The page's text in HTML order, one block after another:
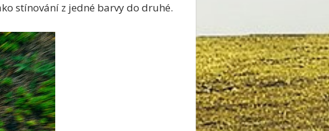
stínování z jedné barvy do druhé.